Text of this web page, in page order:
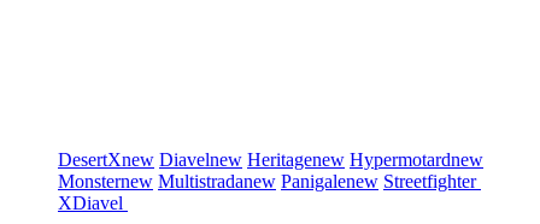
DesertXnew Diavelnew Heritagenew Hypermotardnew
Monsternew Multistradanew Panigalenew Streetfighter
XDiavel